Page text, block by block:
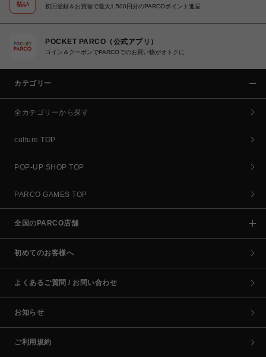
初回登録＆お買物で最大1,500円分のPARCOポイント進呈
POCKET PARCO（公式アプリ）
コイン＆クーポンでPARCOでのお買い物がオトクに
カテゴリー
全カテゴリーから探す
culture TOP
POP-UP SHOP TOP
PARCO GAMES TOP
全国のPARCO店舗
初めてのお客様へ
よくあるご質問 / お問い合わせ
お知らせ
ご利用規約